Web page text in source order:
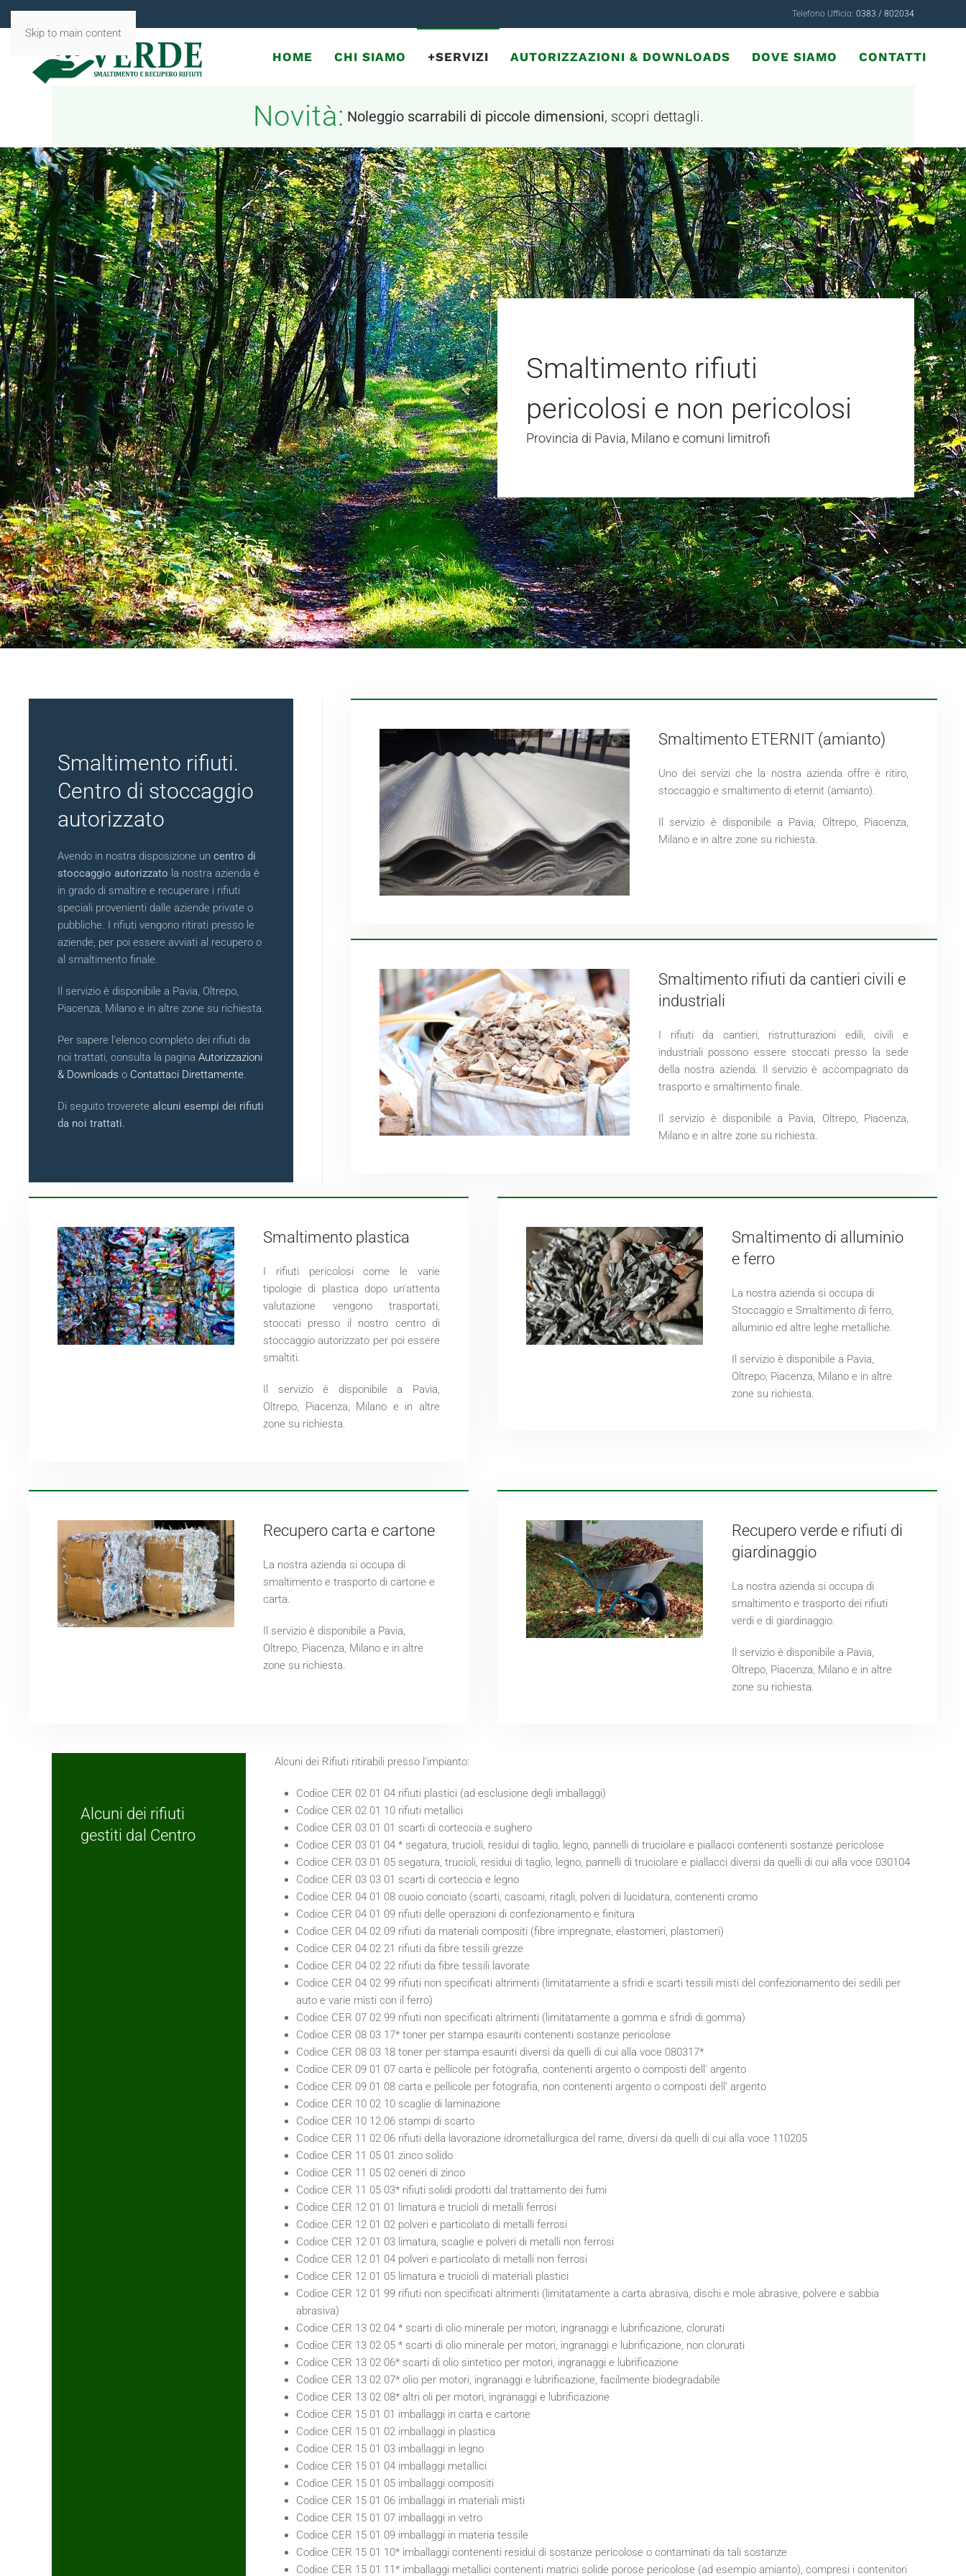
Skip to main content
Telefono Ufficio: 0383 / 802034
HOME CHI SIAMO +SERVIZI AUTORIZZAZIONI & DOWNLOADS DOVE SIAMO CONTATTI
Novità: Noleggio scarrabili di piccole dimensioni, scopri dettagli.
Smaltimento rifiuti
pericolosi e non pericolosi
Provincia di Pavia, Milano e comuni limitrofi
Smaltimento rifiuti.
Centro di stoccaggio
autorizzato
Avendo in nostra disposizione un centro di
stoccaggio autorizzato la nostra azienda è
in grado di smaltire e recuperare i rifiuti
speciali provenienti dalle aziende private o
pubbliche. I rifiuti vengono ritirati presso le
aziende, per poi essere avviati al recupero o
al smaltimento finale.
Il servizio è disponibile a Pavia, Oltrepo,
Piacenza, Milano e in altre zone su richiesta.
Per sapere l'elenco completo dei rifiuti da
noi trattati, consulta la pagina Autorizzazioni
& Downloads o Contattaci Direttamente.
Di seguito troverete alcuni esempi dei rifiuti
da noi trattati.
Smaltimento ETERNIT (amianto)
Uno dei servizi che la nostra azienda offre è ritiro,
stoccaggio e smaltimento di eternit (amianto).
Il servizio è disponibile a Pavia, Oltrepo, Piacenza,
Milano e in altre zone su richiesta.
Smaltimento rifiuti da cantieri civili e
industriali
I rifiuti da cantieri, ristrutturazioni edili, civili e
industriali possono essere stoccati presso la sede
della nostra azienda. Il servizio è accompagnato da
trasporto e smaltimento finale.
Il servizio è disponibile a Pavia, Oltrepo, Piacenza,
Milano e in altre zone su richiesta.
Smaltimento plastica
I rifiuti pericolosi come le varie
tipologie di plastica dopo un'attenta
valutazione vengono trasportati,
stoccati presso il nostro centro di
stoccaggio autorizzato per poi essere
smaltiti.
Il servizio è disponibile a Pavia,
Oltrepo, Piacenza, Milano e in altre
zone su richiesta.
Smaltimento di alluminio
e ferro
La nostra azienda si occupa di
Stoccaggio e Smaltimento di ferro,
alluminio ed altre leghe metalliche.
Il servizio è disponibile a Pavia,
Oltrepo, Piacenza, Milano e in altre
zone su richiesta.
Recupero carta e cartone
La nostra azienda si occupa di
smaltimento e trasporto di cartone e
carta.
Il servizio è disponibile a Pavia,
Oltrepo, Piacenza, Milano e in altre
zone su richiesta.
Recupero verde e rifiuti di
giardinaggio
La nostra azienda si occupa di
smaltimento e trasporto dei rifiuti
verdi e di giardinaggio.
Il servizio è disponibile a Pavia,
Oltrepo, Piacenza, Milano e in altre
zone su richiesta.
Alcuni dei rifiuti
gestiti dal Centro
Alcuni dei Rifiuti ritirabili presso l'impianto:
Codice CER 02 01 04 rifiuti plastici (ad esclusione degli imballaggi)
Codice CER 02 01 10 rifiuti metallici
Codice CER 03 01 01 scarti di corteccia e sughero
Codice CER 03 01 04 * segatura, trucioli, residui di taglio, legno, pannelli di truciolare e piallacci contenenti sostanze pericolose
Codice CER 03 01 05 segatura, trucioli, residui di taglio, legno, pannelli di truciolare e piallacci diversi da quelli di cui alla voce 030104
Codice CER 03 03 01 scarti di corteccia e legno
Codice CER 04 01 08 cuoio conciato (scarti, cascami, ritagli, polveri di lucidatura, contenenti cromo
Codice CER 04 01 09 rifiuti delle operazioni di confezionamento e finitura
Codice CER 04 02 09 rifiuti da materiali compositi (fibre impregnate, elastomeri, plastomeri)
Codice CER 04 02 21 rifiuti da fibre tessili grezze
Codice CER 04 02 22 rifiuti da fibre tessili lavorate
Codice CER 04 02 99 rifiuti non specificati altrimenti (limitatamente a sfridi e scarti tessili misti del confezionamento dei sedili per
auto e varie misti con il ferro)
Codice CER 07 02 99 rifiuti non specificati altrimenti (limitatamente a gomma e sfridi di gomma)
Codice CER 08 03 17* toner per stampa esauriti contenenti sostanze pericolose
Codice CER 08 03 18 toner per stampa esauriti diversi da quelli di cui alla voce 080317*
Codice CER 09 01 07 carta e pellicole per fotografia, contenenti argento o composti dell' argento
Codice CER 09 01 08 carta e pellicole per fotografia, non contenenti argento o composti dell' argento
Codice CER 10 02 10 scaglie di laminazione
Codice CER 10 12 06 stampi di scarto
Codice CER 11 02 06 rifiuti della lavorazione idrometallurgica del rame, diversi da quelli di cui alla voce 110205
Codice CER 11 05 01 zinco solido
Codice CER 11 05 02 ceneri di zinco
Codice CER 11 05 03* rifiuti solidi prodotti dal trattamento dei fumi
Codice CER 12 01 01 limatura e trucioli di metalli ferrosi
Codice CER 12 01 02 polveri e particolato di metalli ferrosi
Codice CER 12 01 03 limatura, scaglie e polveri di metalli non ferrosi
Codice CER 12 01 04 polveri e particolato di metalli non ferrosi
Codice CER 12 01 05 limatura e trucioli di materiali plastici
Codice CER 12 01 99 rifiuti non specificati altrimenti (limitatamente a carta abrasiva, dischi e mole abrasive, polvere e sabbia
abrasiva)
Codice CER 13 02 04 * scarti di olio minerale per motori, ingranaggi e lubrificazione, clorurati
Codice CER 13 02 05 * scarti di olio minerale per motori, ingranaggi e lubrificazione, non clorurati
Codice CER 13 02 06* scarti di olio sintetico per motori, ingranaggi e lubrificazione
Codice CER 13 02 07* olio per motori, ingranaggi e lubrificazione, facilmente biodegradabile
Codice CER 13 02 08* altri oli per motori, ingranaggi e lubrificazione
Codice CER 15 01 01 imballaggi in carta e cartone
Codice CER 15 01 02 imballaggi in plastica
Codice CER 15 01 03 imballaggi in legno
Codice CER 15 01 04 imballaggi metallici
Codice CER 15 01 05 imballaggi compositi
Codice CER 15 01 06 imballaggi in materiali misti
Codice CER 15 01 07 imballaggi in vetro
Codice CER 15 01 09 imballaggi in materia tessile
Codice CER 15 01 10* imballaggi contenenti residui di sostanze pericolose o contaminati da tali sostanze
Codice CER 15 01 11* imballaggi metallici contenenti matrici solide porose pericolose (ad esempio amianto), compresi i contenitori